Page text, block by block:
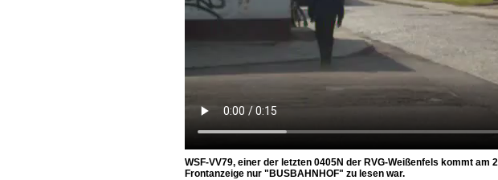
WSF-VV79, einer der letzten 0405N der RVG-Weißenfels kommt
Frontanzeige nur "BUSBAHNHOF" zu lesen war.